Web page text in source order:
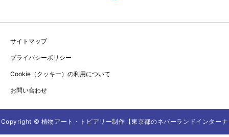
サイトマップ
プライバシーポリシー
Cookie（クッキー）の利用について
お問い合わせ
Copyright © 植物アート・トピアリー制作【東京都のネバーランドインターナ
TEL ダウンロード資料